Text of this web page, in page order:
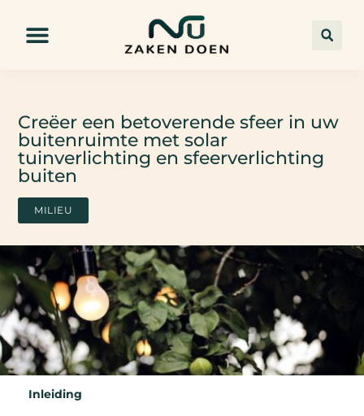
Creëer een betoverende sfeer in uw
buitenruimte met solar
tuinverlichting en sfeerverlichting
buiten
MILIEU
Inleiding